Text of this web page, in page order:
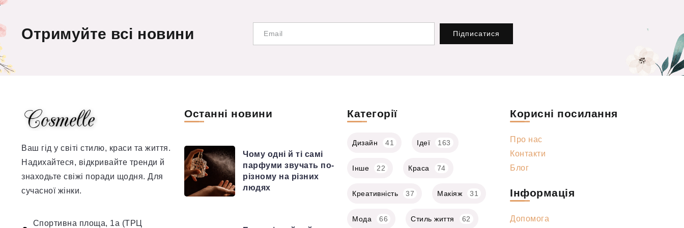
Отримуйте всі новини Підписатися
Ваш гід у світі стилю, краси та життя.
Надихайтеся, відкривайте тренди й
знаходьте свіжі поради щодня. Для
сучасної жінки.
Спортивна площа, 1а (ТРЦ
Останні новини
Чому одні й ті самі
парфуми звучать по-
різному на різних
людях
Категорії
Дизайн 41 Ідеї 163
Інше 22 Краса 74
Креативність 37 Макіяж 31
Мода 66 Стиль життя 62
Корисні посилання
Про нас
Контакти
Блог
Інформація
Допомога